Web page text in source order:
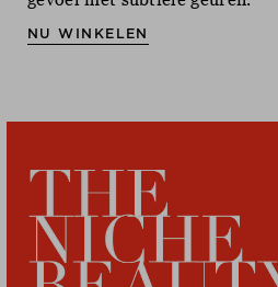
NU WINKELEN
NU WINKELEN
NU WINKELEN